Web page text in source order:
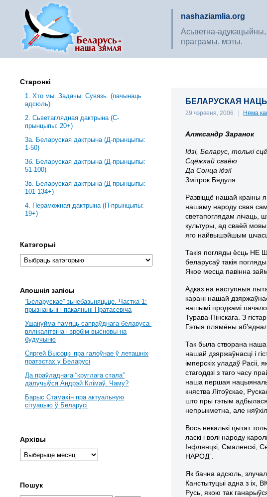
nashaziamlia.org
Асьветна-адукацыйны,
праграмы, мэты.
БЕЛАРУСКАЯ
29 чэрвеня, 2006 | Няма
Аляксандр Заранок
Ідзі, Беларус, толькі
Сцёжкай сваёю
Да Сонца ідзі!
Змітрок Бядуля
Развіццё нашай краіны
нашаму народу свая
светапоглядам лічаць,
культуры, ад сваёй
яго найвышэйшым
Такія погляды ёсць
беларусаў такія
Якое месца павінна
Адказ на наступныя
карані нашай
нашымі продкамі
Турава-Пінскага. З
Гэтыя плямёны
Так была створана
нашай дзяржаўнасці і
імперскіх уладаў
стагоддзі з таго часу
наша першая
княства Літоўскае,
што пры гэтым адбылася
непрыкметна, але
Вось некалькі цытат
ласкі і волі народу
Інфлянцкі, Смаленскі,
НАРОД”.
Як бачна адсюль,
Канстытуцыі адна з іх,
Русь, якою так
Старонкі
1. Хто мы. Задачы. Сувязь. (пачынаць
адсюль)
2. Сьветаглядная дактрына (С-
прынцыпы: 20+)
3a. Беларуская дактрына (Д-прынцыпы:
1-50)
3б. Беларуская дактрына (Д-прынцыпы:
51-100)
3в. Беларуская дактрына (Д-прынцыпы:
101-134+)
4. Пераможная дактрына (П-прынцыпы:
19+)
Катэгорыі
Апошнія запісы
“Беларускае” зьнебазьняцьце. Частка 1:
прызнаньні і пакаяньні Пратасевіча
Ушануйма памяць сапраўднага беларуса-
вялікалітвіна і зробім высновы на
будучыню
Сяргей Высоцкі пра галоўнае ў леташніх
пратэстах у Беларусі
Да праўладнага “круглага стала”
далучыўся Андрэй Клімаў. Чаму?
Барыс Стамахін пра актуальную
сітуацыю ў Беларусі
Архівы
Пошук